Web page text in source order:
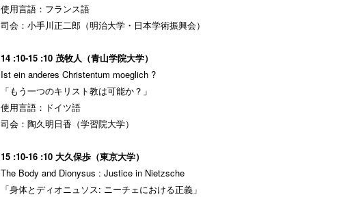
使用言語：フランス語
司会：小手川正二郎（明治大学・日本学術振興会）
14 :10-15 :10 茂牧人（青山学院大学）
Ist ein anderes Christentum moeglich ?
「もう一つのキリスト教は可能か？」
使用言語：ドイツ語
司会：陶久明日香（学習院大学）
15 :10-16 :10 大久保歩（東京大学）
The Body and Dionysus : Justice in Nietzsche
「身体とディオニュソス: ニーチェにおける正義」